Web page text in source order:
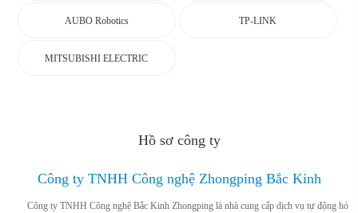
AUBO Robotics TP-LINK
MITSUBISHI ELECTRIC
Hồ sơ công ty
Công ty TNHH Công nghệ Zhongping Bắc Kinh
Công ty TNHH Công nghệ Bắc Kinh Zhongping là nhà cung cấp dịch vụ tự động hó